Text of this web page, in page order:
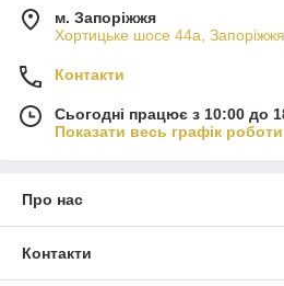
м. Запоріжжя
Хортицьке шосе 44а,
Контакти
Сьогодні працює з 10:00 до
Показати весь графік роботи
Про нас
Контакти